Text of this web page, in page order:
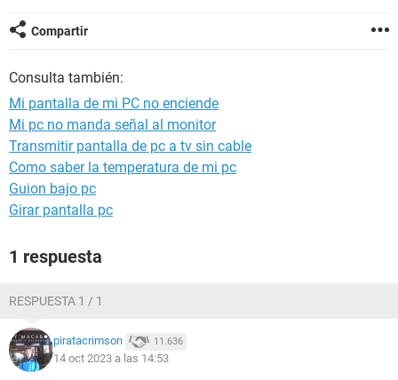
Compartir
Consulta también:
Mi pantalla de mi PC no enciende
Mi pc no manda señal al monitor
Transmitir pantalla de pc a tv sin cable
Como saber la temperatura de mi pc
Guion bajo pc
Girar pantalla pc
1 respuesta
RESPUESTA 1 / 1
piratacrimson 11.636
14 oct 2023 a las 14:53